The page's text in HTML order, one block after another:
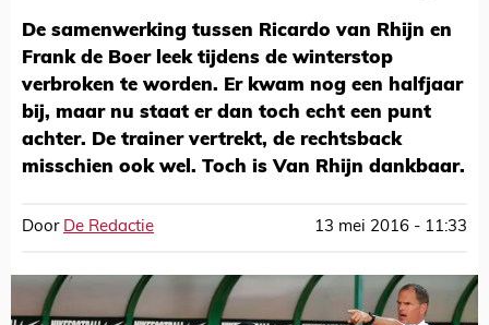
De samenwerking tussen Ricardo van Rhijn en
Frank de Boer leek tijdens de winterstop
verbroken te worden. Er kwam nog een halfjaar
bij, maar nu staat er dan toch echt een punt
achter. De trainer vertrekt, de rechtsback
misschien ook wel. Toch is Van Rhijn dankbaar.
Door De Redactie 13 mei 2016 - 11:33